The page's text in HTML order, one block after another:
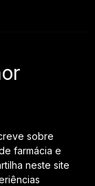
sobre
farmácia e
neste site